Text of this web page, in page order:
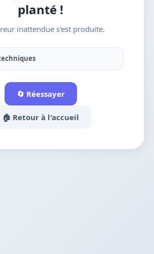
planté !
inattendue s'est produite.
🔄 Réessayer
🏠 Retour à l'accueil